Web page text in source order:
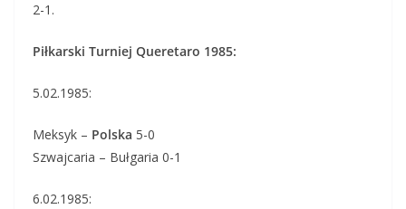
2-1.
Piłkarski Turniej Queretaro 1985:
5.02.1985:
Meksyk – Polska 5-0
Szwajcaria – Bułgaria 0-1
6.02.1985: